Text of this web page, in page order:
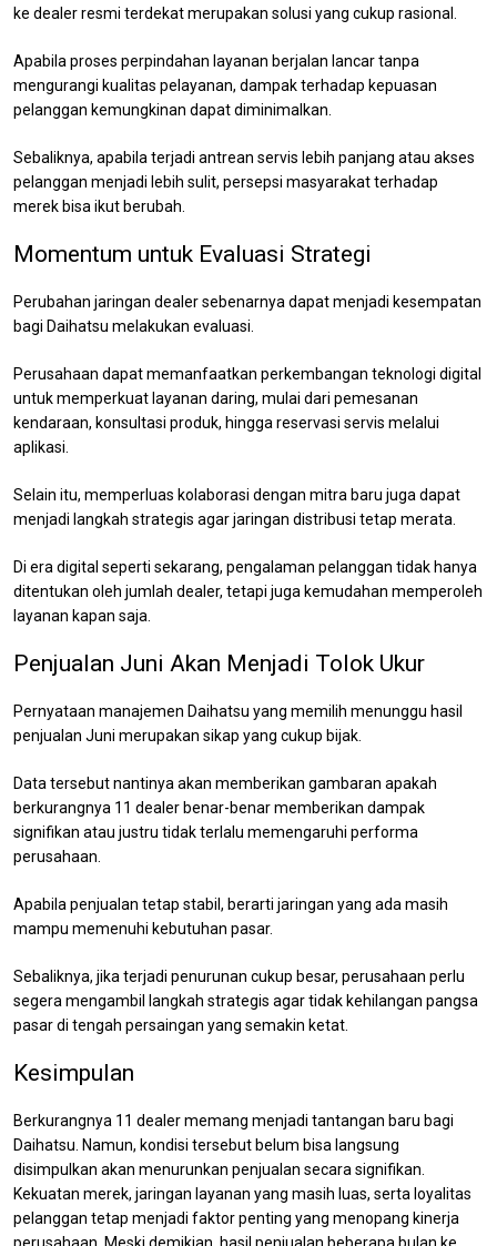
ke dealer resmi terdekat merupakan solusi yang cukup rasional.
Apabila proses perpindahan layanan berjalan lancar tanpa
mengurangi kualitas pelayanan, dampak terhadap kepuasan
pelanggan kemungkinan dapat diminimalkan.
Sebaliknya, apabila terjadi antrean servis lebih panjang atau akses
pelanggan menjadi lebih sulit, persepsi masyarakat terhadap
merek bisa ikut berubah.
Momentum untuk Evaluasi Strategi
Perubahan jaringan dealer sebenarnya dapat menjadi kesempatan
bagi Daihatsu melakukan evaluasi.
Perusahaan dapat memanfaatkan perkembangan teknologi digital
untuk memperkuat layanan daring, mulai dari pemesanan
kendaraan, konsultasi produk, hingga reservasi servis melalui
aplikasi.
Selain itu, memperluas kolaborasi dengan mitra baru juga dapat
menjadi langkah strategis agar jaringan distribusi tetap merata.
Di era digital seperti sekarang, pengalaman pelanggan tidak hanya
ditentukan oleh jumlah dealer, tetapi juga kemudahan memperoleh
layanan kapan saja.
Penjualan Juni Akan Menjadi Tolok Ukur
Pernyataan manajemen Daihatsu yang memilih menunggu hasil
penjualan Juni merupakan sikap yang cukup bijak.
Data tersebut nantinya akan memberikan gambaran apakah
berkurangnya 11 dealer benar-benar memberikan dampak
signifikan atau justru tidak terlalu memengaruhi performa
perusahaan.
Apabila penjualan tetap stabil, berarti jaringan yang ada masih
mampu memenuhi kebutuhan pasar.
Sebaliknya, jika terjadi penurunan cukup besar, perusahaan perlu
segera mengambil langkah strategis agar tidak kehilangan pangsa
pasar di tengah persaingan yang semakin ketat.
Kesimpulan
Berkurangnya 11 dealer memang menjadi tantangan baru bagi
Daihatsu. Namun, kondisi tersebut belum bisa langsung
disimpulkan akan menurunkan penjualan secara signifikan.
Kekuatan merek, jaringan layanan yang masih luas, serta loyalitas
pelanggan tetap menjadi faktor penting yang menopang kinerja